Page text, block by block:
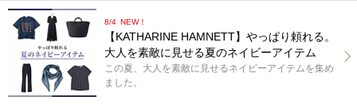
8/4 NEW！
【KATHARINE HAMNETT】やっぱり頼れる。
大人を素敵に見せる夏のネイビーアイテム
この夏、大人を素敵に見せるネイビーアイテムを集め
ました。